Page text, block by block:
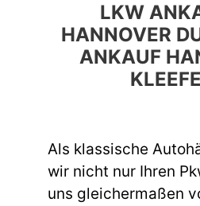
LKW
HANNOVER
ANKAUF
Als klassische
wir nicht nur Ihren
uns gleichermaßen